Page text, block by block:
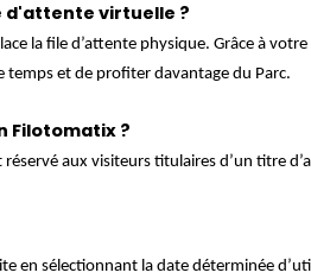
d'attente virtuelle ?
la file d’attente physique. Grâce à
temps et de profiter davantage du Parc.
Filotomatix ?
réservé aux visiteurs titulaires d’un titre
en sélectionnant la date déterminée